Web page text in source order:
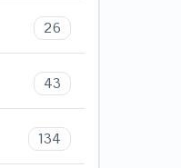
26
43
134